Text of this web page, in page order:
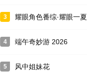
3 耀眼角色番综·耀眼一夏
4 端午奇妙游 2026
5 风中姐妹花